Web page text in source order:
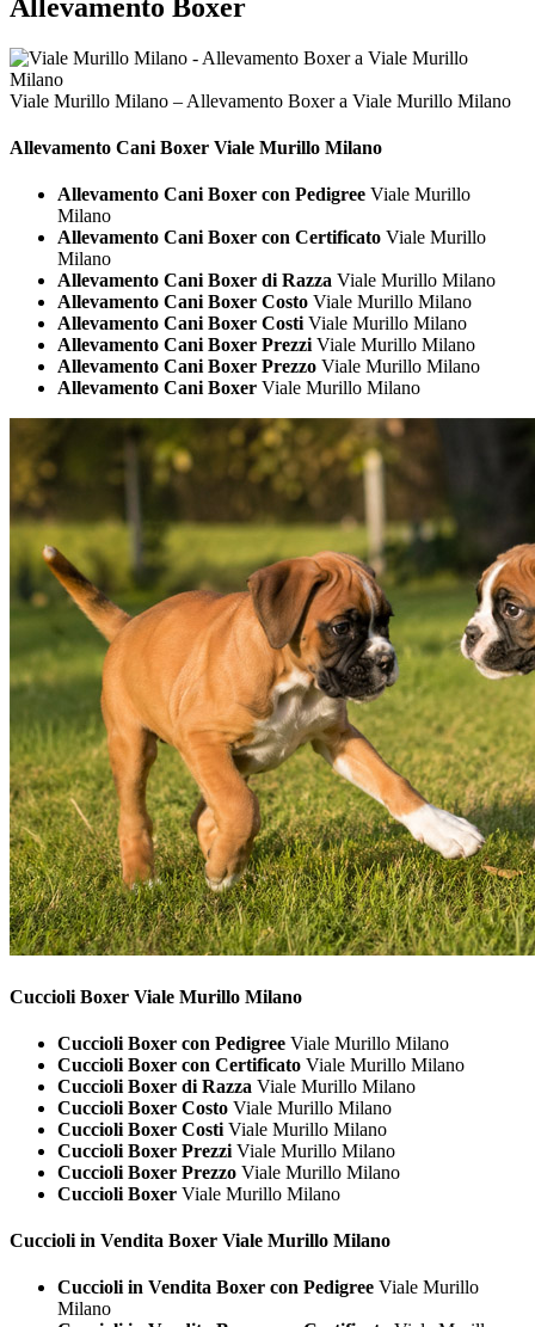
Allevamento Boxer
Viale Murillo Milano – Allevamento Boxer a Viale Murillo Milano
Allevamento Cani Boxer Viale Murillo Milano
Allevamento Cani Boxer con Pedigree Viale Murillo
Milano
Allevamento Cani Boxer con Certificato Viale Murillo
Milano
Allevamento Cani Boxer di Razza Viale Murillo Milano
Allevamento Cani Boxer Costo Viale Murillo Milano
Allevamento Cani Boxer Costi Viale Murillo Milano
Allevamento Cani Boxer Prezzi Viale Murillo Milano
Allevamento Cani Boxer Prezzo Viale Murillo Milano
Allevamento Cani Boxer Viale Murillo Milano
Cuccioli Boxer Viale Murillo Milano
Cuccioli Boxer con Pedigree Viale Murillo Milano
Cuccioli Boxer con Certificato Viale Murillo Milano
Cuccioli Boxer di Razza Viale Murillo Milano
Cuccioli Boxer Costo Viale Murillo Milano
Cuccioli Boxer Costi Viale Murillo Milano
Cuccioli Boxer Prezzi Viale Murillo Milano
Cuccioli Boxer Prezzo Viale Murillo Milano
Cuccioli Boxer Viale Murillo Milano
Cuccioli in Vendita Boxer Viale Murillo Milano
Cuccioli in Vendita Boxer con Pedigree Viale Murillo
Milano